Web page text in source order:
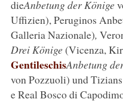
dieAnbetung der Könige
Uffizien), Peruginos
Galleria Nazionale),
Drei Könige(Vicenza,
GentileschisAnbetung
von Pozzuoli) und Tizians
e Real Bosco di